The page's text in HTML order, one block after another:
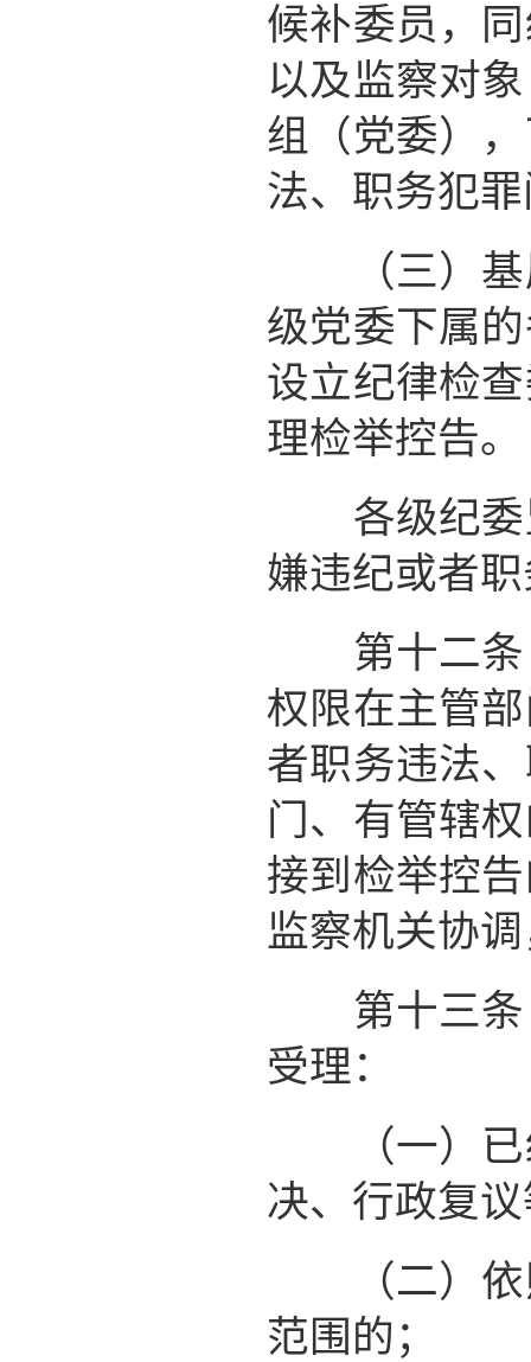
候补委员，
以及监察对
组（党委）
法、职务犯
（三）基
级党委下属
设立纪律检
理检举控告。
各级纪委
嫌违纪或者
第十二条
权限在主管
者职务违法
门、有管辖
接到检举控
监察机关协
第十三条
受理：
（一）已
决、行政复
（二）依
范围的；